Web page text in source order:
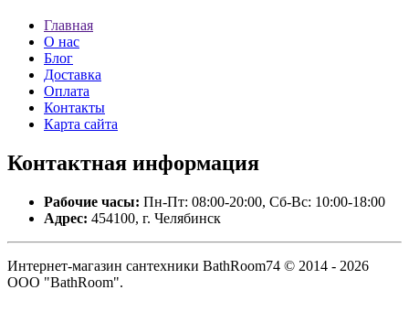
Главная
О нас
Блог
Доставка
Оплата
Контакты
Карта сайта
Контактная информация
Рабочие часы: Пн-Пт: 08:00-20:00, Сб-Вс: 10:00-18:00
Адрес: 454100, г. Челябинск
Интернет-магазин сантехники BathRoom74 © 2014 - 2026
ООО "BathRoom".